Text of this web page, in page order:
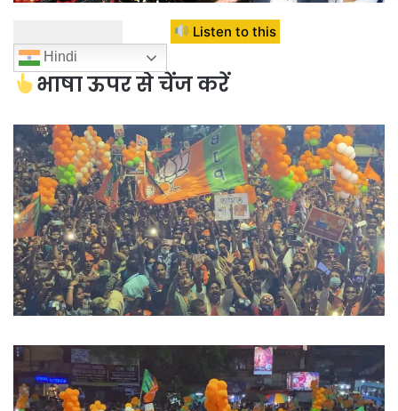
Listen to this
Hindi
भाषा ऊपर से चेंज करें